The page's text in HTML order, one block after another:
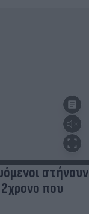
στήνουν
που